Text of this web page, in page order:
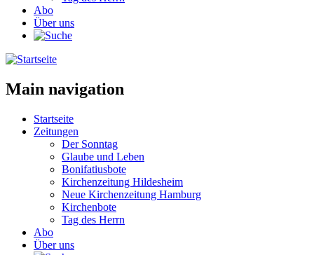
Abo
Über uns
Main navigation
Startseite
Zeitungen
Der Sonntag
Glaube und Leben
Bonifatiusbote
Kirchenzeitung Hildesheim
Neue Kirchenzeitung Hamburg
Kirchenbote
Tag des Herrn
Abo
Über uns